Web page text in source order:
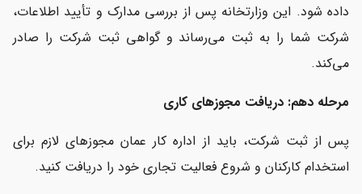
داده شود. این وزارتخانه پس از بررسی مدارک و تأیید اطلاعات،
شرکت شما را به ثبت می‌رساند و گواهی ثبت شرکت را صادر
می‌کند.
مرحله دهم: دریافت مجوزهای کاری
پس از ثبت شرکت، باید از اداره کار عمان مجوزهای لازم برای
استخدام کارکنان و شروع فعالیت تجاری خود را دریافت کنید.